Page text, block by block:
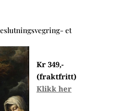
et
Kr 349,-
(fraktfritt)
Klikk her